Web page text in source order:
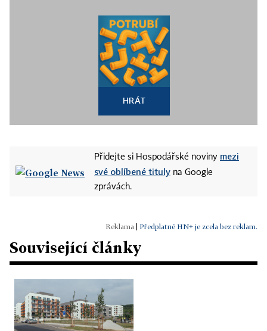
HRÁT
Přidejte si Hospodářské noviny mezi
své oblíbené tituly na Google
zprávách.
Předplatné HN+ je zcela bez reklam.
Související články